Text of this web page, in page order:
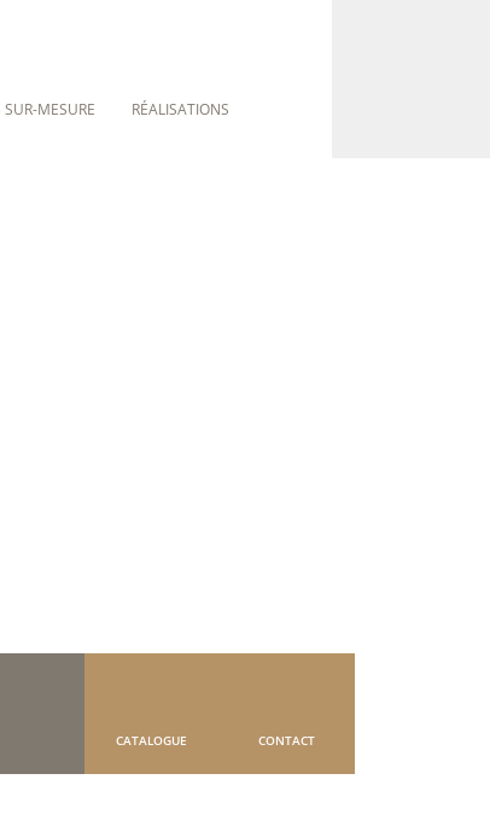
SUR-MESURE RÉALISATIONS
CATALOGUE CONTACT